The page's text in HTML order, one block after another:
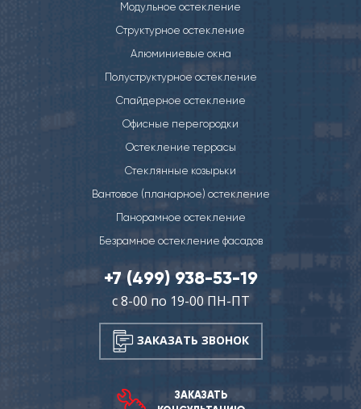
Модульное остекление
Структурное остекление
Алюминиевые окна
Полуструктурное остекление
Спайдерное остекление
Офисные перегородки
Остекление террасы
Стеклянные козырьки
Вантовое (планарное) остекление
Панорамное остекление
Безрамное остекление фасадов
+7 (499) 938-53-19
с 8-00 по 19-00 ПН-ПТ
ЗАКАЗАТЬ ЗВОНОК
ЗАКАЗАТЬ